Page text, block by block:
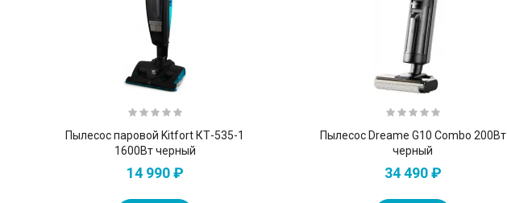
Пылесос паровой Kitfort КТ-535-1
1600Вт черный
14 990 ₽
Пылесос Dreame G10 Combo 200Вт
черный
34 490 ₽